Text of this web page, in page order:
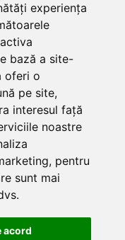
experiența
bază a site-
oferi o
pe site,
interesul față
noastre
, pentru
sunt mai
.
acord
1991